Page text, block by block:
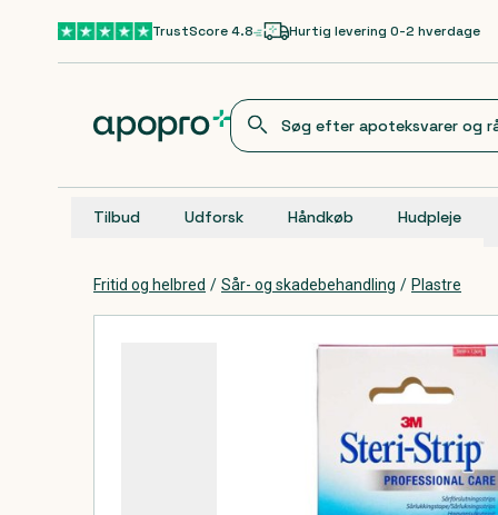
Gå til hovedindholdTrustScore 4.8 Hurtig levering 0-2 hverdage
Tilbud Udforsk Håndkøb Hudpleje
Fritid og helbred / Sår- og skadebehandling / Plastre